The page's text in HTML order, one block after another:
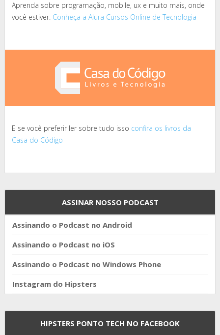
Aprenda sobre programação, mobile, ux e muito mais, onde
você estiver. Conheça a Alura Cursos Online de Tecnologia
E se você preferir ler sobre tudo isso confira os livros da
Casa do Código
ASSINAR NOSSO PODCAST
Assinando o Podcast no Android
Assinando o Podcast no iOS
Assinando o Podcast no Windows Phone
Instagram do Hipsters
HIPSTERS PONTO TECH NO FACEBOOK